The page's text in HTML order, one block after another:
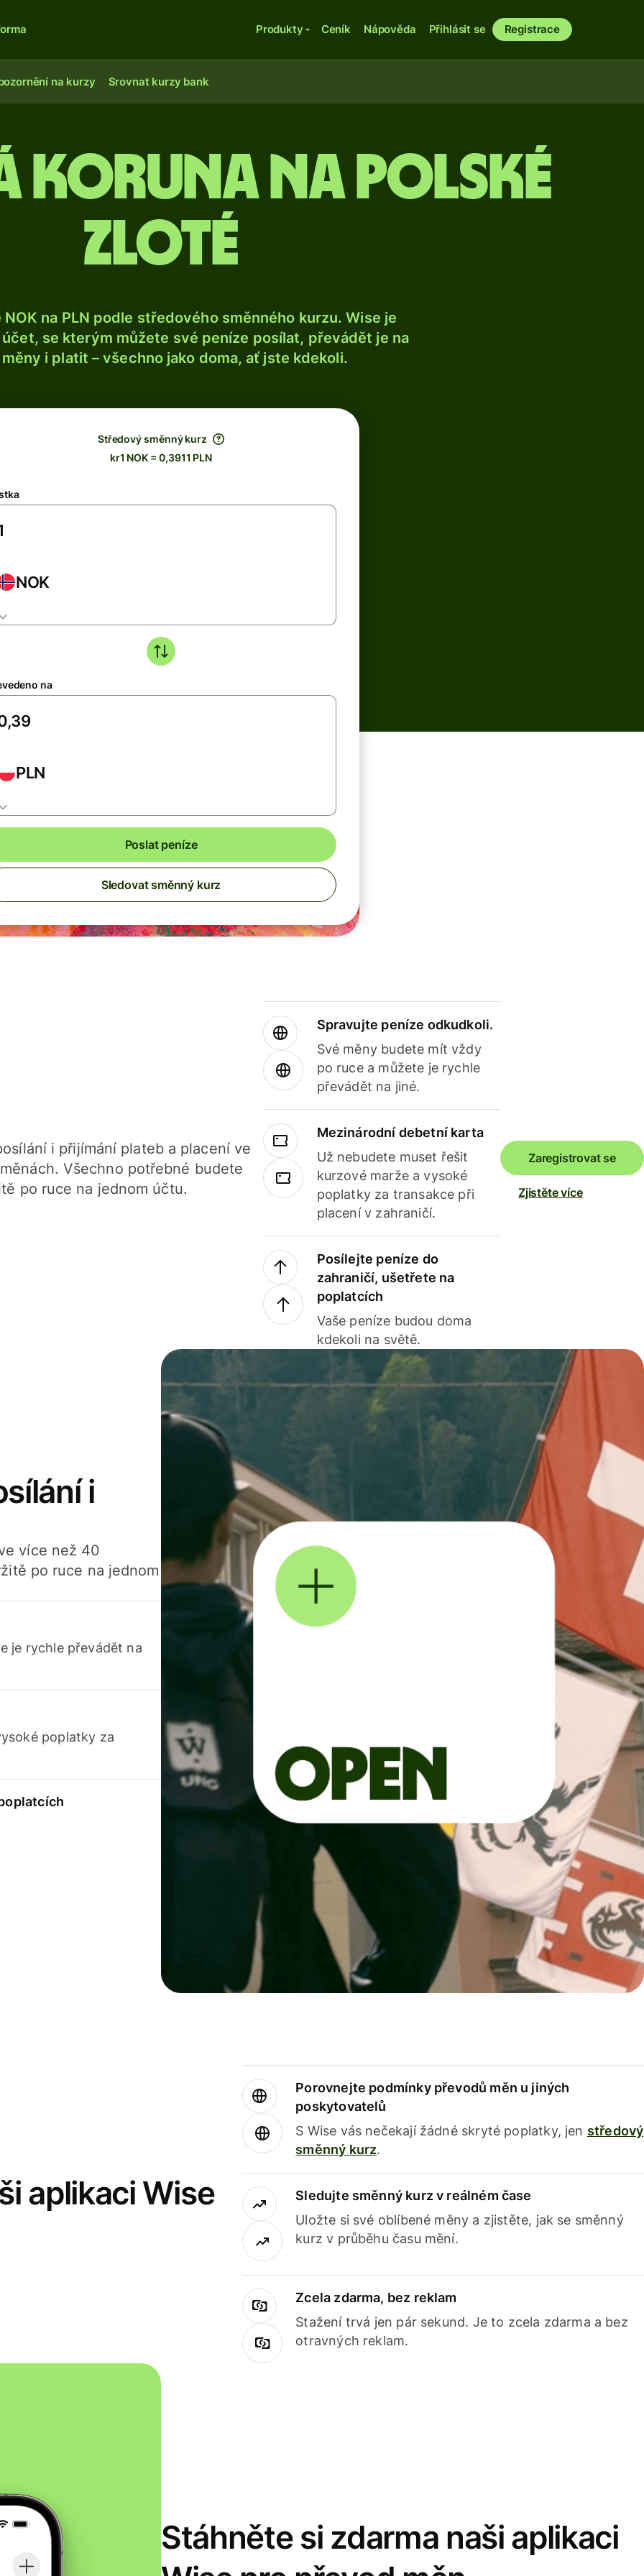
Produkty Ceník Nápověda Přihlásit se Registrace
na kurzy Srovnat kurzy bank
koruna na polské
zloté
na PLN podle středového směnného kurzu. Wise je
se kterým můžete své peníze posílat, převádět je na
i platit – všechno jako doma, ať jste kdekoli.
Středový směnný kurz
kr1 NOK = 0,3911 PLN
NOK
na
PLN
Poslat peníze
Sledovat směnný kurz
i přijímání plateb a placení ve
Všechno potřebné budete
po ruce na jednom účtu.
Spravujte peníze odkudkoli.
Své měny budete mít vždy
po ruce a můžete je rychle
převádět na jiné.
Mezinárodní debetní karta
Už nebudete muset řešit
kurzové marže a vysoké
poplatky za transakce při
placení v zahraničí.
Posílejte peníze do
zahraničí, ušetřete na
poplatcích
Vaše peníze budou doma
kdekoli na světě.
Zaregistrovat se
Zjistěte více
i
více než 40
po ruce na jednom
je rychle převádět na
poplatky za
aplikaci Wise
Porovnejte podmínky převodů měn u jiných
poskytovatelů
S Wise vás nečekají žádné skryté poplatky, jen středový
směnný kurz.
Sledujte směnný kurz v reálném čase
Uložte si své oblíbené měny a zjistěte, jak se směnný
kurz v průběhu času mění.
Zcela zdarma, bez reklam
Stažení trvá jen pár sekund. Je to zcela zdarma a bez
otravných reklam.
Stáhněte si zdarma naši aplikaci